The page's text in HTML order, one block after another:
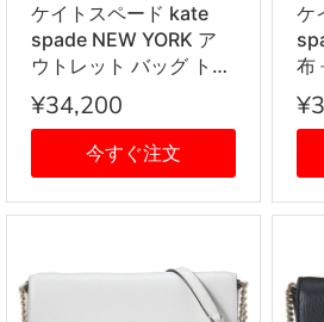
ケイトスペード kate
spade NEW YORK ア
ウトレット バッグ トー
トバッグ 肩がけバッグ
PXRUA590 245
medium tote taylor
leopard ブラウン+ブラ
ック系
¥34,200
今すぐ注文
ケ
布
レ
+